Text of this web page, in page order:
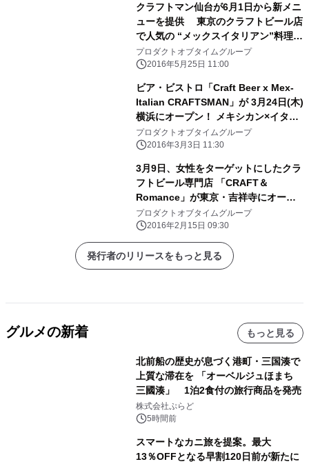
クラフトマン仙台が6月1日から新メニ
ューを提供 東京のクラフトビール店
で人気の “メックスイタリアン”料理！
地元食材を使った「EAT LOCAL」メ
ニューも充実
プロダクトオブタイムグループ
2016年5月25日 11:00
ビア・ビストロ「Craft Beer x Mex-
Italian CRAFTSMAN」が 3月24日(木)
横浜にオープン！ メキシカン×イタリ
アンの“メックスイタリアン”料理が新
しい！
プロダクトオブタイムグループ
2016年3月3日 11:30
3月9日、女性をターゲットにしたクラ
フトビール専門店 「CRAFT＆
Romance」が東京・吉祥寺にオープ
ン！ 樽生クラフトビール約31種や手
作り本格ピザが楽しめるビア・ビスト
ロ
プロダクトオブタイムグループ
2016年2月15日 09:30
発行者のリリースをもっと見る
グルメの新着 もっと見る
北前船の歴史が息づく港町・三国湊で
上質な滞在を 「オーベルジュほまち
三國湊」 1泊2食付の旅行商品を発売
株式会社ぷらど
5時間前
スマートなカニ旅を提案。最大
13％OFFとなる早割120日前が新たに